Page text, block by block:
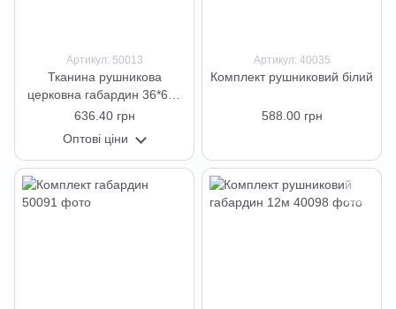
Артикул: 50013
Тканина рушникова
церковна габардин 36*600
см 2шт
636.40 грн
Оптові ціни
Артикул: 40035
Комплект рушниковий білий
588.00 грн